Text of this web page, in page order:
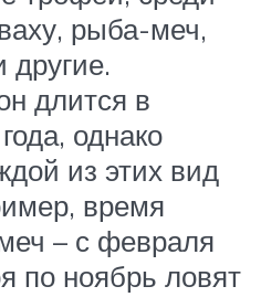
рыба-меч,
другие.
длится в
однако
из этих вид
время
– с февраля
по ноябрь ловят